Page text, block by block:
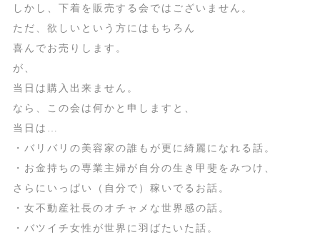
しかし、下着を販売する会ではございません。
ただ、欲しいという方にはもちろん
喜んでお売りします。
が、
当日は購入出来ません。
なら、この会は何かと申しますと、
当日は…
・バリバリの美容家の誰もが更に綺麗になれる話。
・お金持ちの専業主婦が自分の生き甲斐をみつけ、
さらにいっぱい（自分で）稼いでるお話。
・女不動産社長のオチャメな世界感の話。
・バツイチ女性が世界に羽ばたいた話。